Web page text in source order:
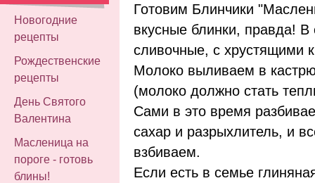
Новогодние
рецепты
Рождественские
рецепты
День Святого
Валентина
Масленица на
пороге - готовь
блины!
Готовим Блинчики
вкусные блинки, правда! В
сливочные, с хрустящими
Молоко выливаем в
(молоко должно стать
Сами в это время
сахар и разрыхлитель, и
взбиваем.
Если есть в семье